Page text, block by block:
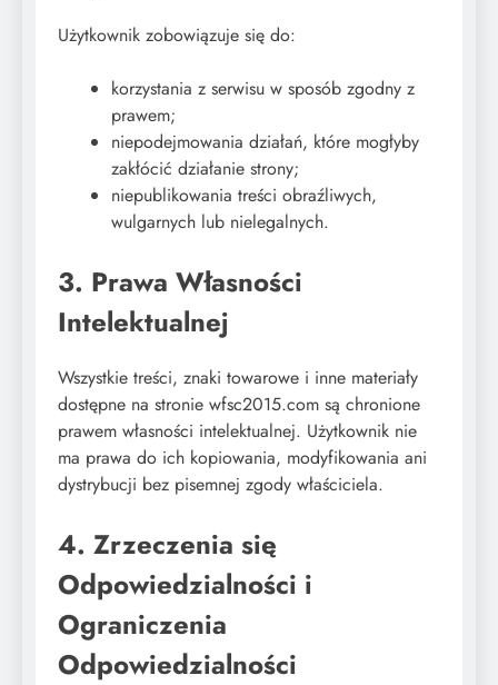
Użytkownik zobowiązuje się do:
korzystania z serwisu w sposób zgodny z
prawem;
niepodejmowania działań, które mogłyby
zakłócić działanie strony;
niepublikowania treści obraźliwych,
wulgarnych lub nielegalnych.
3. Prawa Własności
Intelektualnej
Wszystkie treści, znaki towarowe i inne materiały
dostępne na stronie wfsc2015.com są chronione
prawem własności intelektualnej. Użytkownik nie
ma prawa do ich kopiowania, modyfikowania ani
dystrybucji bez pisemnej zgody właściciela.
4. Zrzeczenia się
Odpowiedzialności i
Ograniczenia
Odpowiedzialności